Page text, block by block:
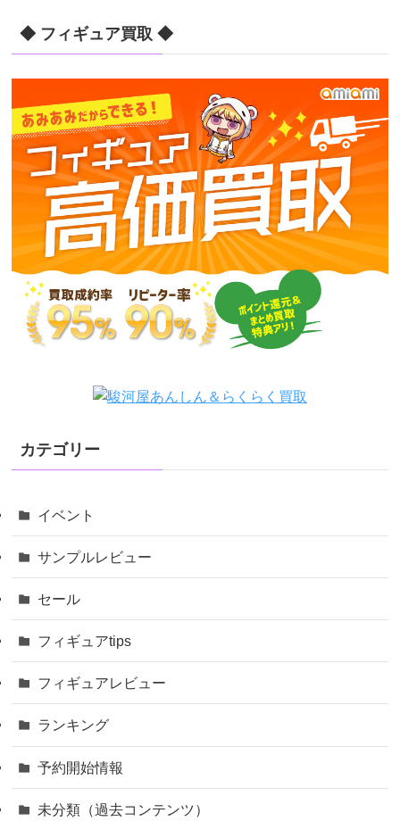
◆ フィギュア買取 ◆
カテゴリー
イベント
サンプルレビュー
セール
フィギュアtips
フィギュアレビュー
ランキング
予約開始情報
未分類（過去コンテンツ）